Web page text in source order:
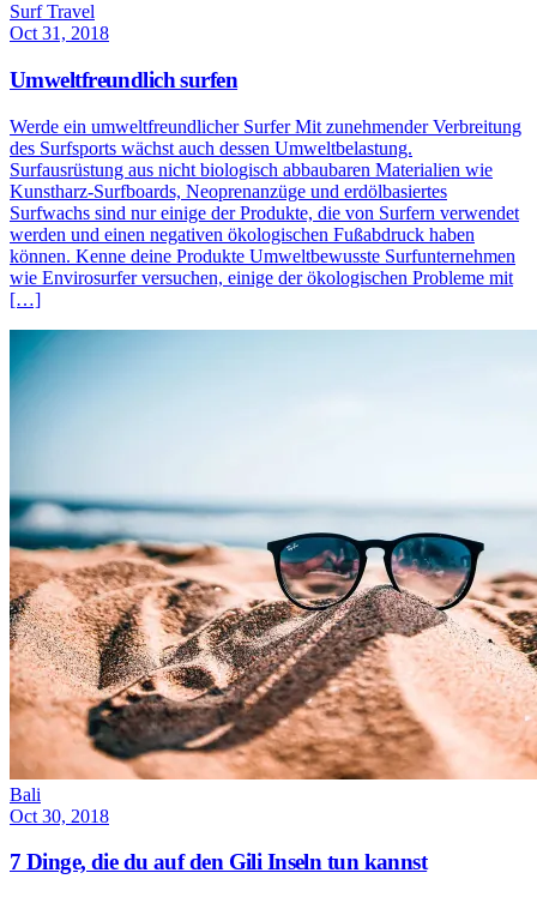
Surf Travel
Oct 31, 2018
Umweltfreundlich surfen
Werde ein umweltfreundlicher Surfer Mit zunehmender Verbreitung
des Surfsports wächst auch dessen Umweltbelastung.
Surfausrüstung aus nicht biologisch abbaubaren Materialien wie
Kunstharz-Surfboards, Neoprenanzüge und erdölbasiertes
Surfwachs sind nur einige der Produkte, die von Surfern verwendet
werden und einen negativen ökologischen Fußabdruck haben
können. Kenne deine Produkte Umweltbewusste Surfunternehmen
wie Envirosurfer versuchen, einige der ökologischen Probleme mit
[…]
Bali
Oct 30, 2018
7 Dinge, die du auf den Gili Inseln tun kannst